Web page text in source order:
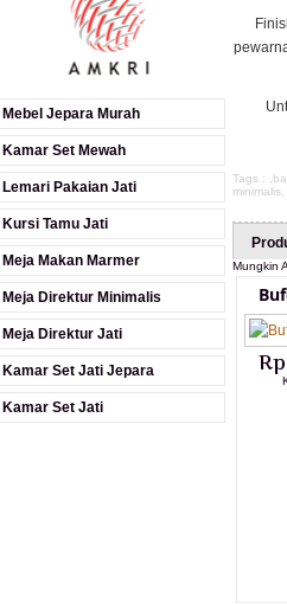
Mebel Jepara Murah
Kamar Set Mewah
Lemari Pakaian Jati
Kursi Tamu Jati
Meja Makan Marmer
Meja Direktur Minimalis
Meja Direktur Jati
Kamar Set Jati Jepara
Kamar Set Jati
Tags : ,
minimalis
Mungkin